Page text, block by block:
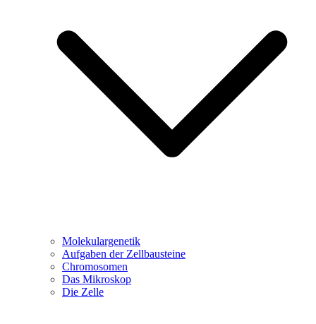
Molekulargenetik
Aufgaben der Zellbausteine
Chromosomen
Das Mikroskop
Die Zelle